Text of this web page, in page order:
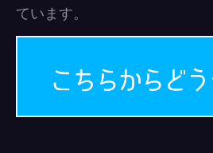
ています。